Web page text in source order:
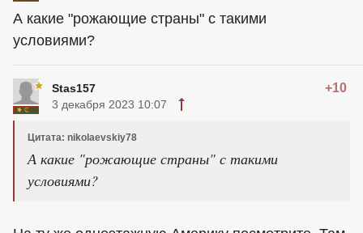
А какие "рожающие страны" с такими
условиями?
Stas157 +10
3 декабря 2023 10:07
Цитата: nikolaevskiy78
А какие "рожающие страны" с такими
условиями?